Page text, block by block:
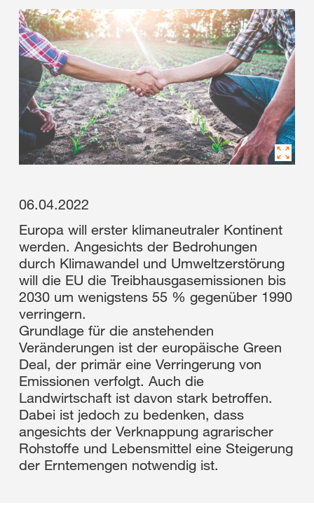
06.04.2022
Europa will erster klimaneutraler Kontinent
werden. Angesichts der Bedrohungen
durch Klimawandel und Umweltzerstörung
will die EU die Treibhausgasemissionen bis
2030 um wenigstens 55 % gegenüber 1990
verringern.
Grundlage für die anstehenden
Veränderungen ist der europäische Green
Deal, der primär eine Verringerung von
Emissionen verfolgt. Auch die
Landwirtschaft ist davon stark betroffen.
Dabei ist jedoch zu bedenken, dass
angesichts der Verknappung agrarischer
Rohstoffe und Lebensmittel eine Steigerung
der Erntemengen notwendig ist.